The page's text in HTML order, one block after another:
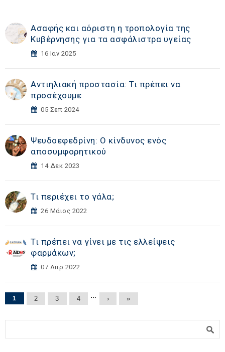
Ασαφής και αόριστη η τροπολογία της
Κυβέρνησης για τα ασφάλιστρα υγείας
16 Ιαν 2025
Αντιηλιακή προστασία: Τι πρέπει να
προσέχουμε
05 Σεπ 2024
Ψευδοεφεδρίνη: Ο κίνδυνος ενός
αποσυμφορητικού
14 Δεκ 2023
Τι περιέχει το γάλα;
26 Μάιος 2022
Τι πρέπει να γίνει με τις ελλείψεις
φαρμάκων;
07 Απρ 2022
Σελίδες
1 2 3 4 … › »